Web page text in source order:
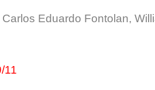
Eduardo Fontolan,
11